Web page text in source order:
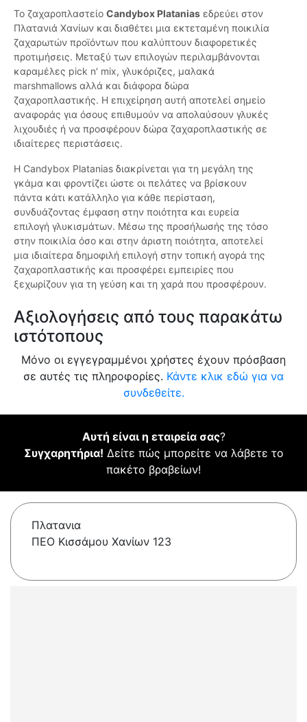
Το ζαχαροπλαστείο Candybox Platanias εδρεύει στον
Πλατανιά Χανίων και διαθέτει μια εκτεταμένη ποικιλία
ζαχαρωτών προϊόντων που καλύπτουν διαφορετικές
προτιμήσεις. Μεταξύ των επιλογών περιλαμβάνονται
καραμέλες pick n' mix, γλυκόριζες, μαλακά
marshmallows αλλά και διάφορα δώρα
ζαχαροπλαστικής. Η επιχείρηση αυτή αποτελεί σημείο
αναφοράς για όσους επιθυμούν να απολαύσουν γλυκές
λιχουδιές ή να προσφέρουν δώρα ζαχαροπλαστικής σε
ιδιαίτερες περιστάσεις.
Η Candybox Platanias διακρίνεται για τη μεγάλη της
γκάμα και φροντίζει ώστε οι πελάτες να βρίσκουν
πάντα κάτι κατάλληλο για κάθε περίσταση,
συνδυάζοντας έμφαση στην ποιότητα και ευρεία
επιλογή γλυκισμάτων. Μέσω της προσήλωσής της τόσο
στην ποικιλία όσο και στην άριστη ποιότητα, αποτελεί
μια ιδιαίτερα δημοφιλή επιλογή στην τοπική αγορά της
ζαχαροπλαστικής και προσφέρει εμπειρίες που
ξεχωρίζουν για τη γεύση και τη χαρά που προσφέρουν.
Αξιολογήσεις από τους παρακάτω
ιστότοπους
Μόνο οι εγγεγραμμένοι χρήστες έχουν πρόσβαση
σε αυτές τις πληροφορίες. Κάντε κλικ εδώ για να
συνδεθείτε.
Αυτή είναι η εταιρεία σας?
Συγχαρητήρια! Δείτε πώς μπορείτε να λάβετε το
πακέτο βραβείων!
Πλατανια
ΠΕΟ Κισσάμου Χανίων 123